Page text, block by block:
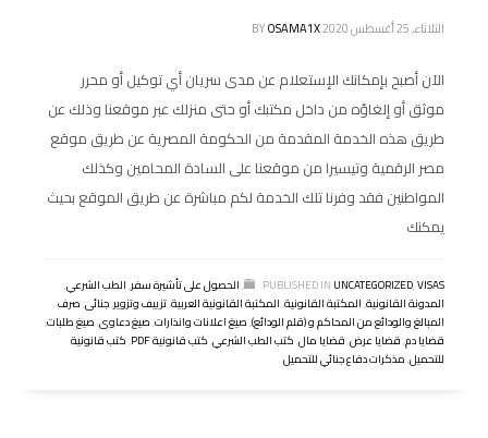
الثلاثاء, 25 أغسطس 2020 BYOSAMA1X
الآن أصبح بإمكانك الإستعلام عن مدى سريان أي توكيل أو محرر
موثق أو إلغاؤه من داخل مكتبك أو حتى منزلك عبر موقعنا وذلك عن
طريق هذه الخدمة المقدمة من الحكومة المصرية عن طريق موقع
مصر الرقمية وتيسيرا من موقعنا على السادة المحامين وكذلك
المواطنين فقد وفرنا تلك الخدمة لكم مباشرة عن طريق الموقع بحيث
يمكنك
PUBLISHED IN UNCATEGORIZED,VISAS
,الحصول على تأشيرة سفر,الطب الشرعي,
المدونة القانونية,المكتبة القانونية,المكتبة القانونية العربية,تزييف وتزوير,جنائى,صرف
المبالغ والودائع من المحاكم و (قلم الودائع),صيغ اعلانات وانذارات,صيغ دعاوى,صيغ طلبات,
قضايا دم,قضايا عرض,قضايا مال,كتب الطب الشرعي,كتب قانونية PDF ,كتب قانونية
للتحميل,مذكرات دفاع جنائي للتحميل